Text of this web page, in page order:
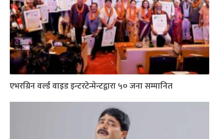
एभरग्रिन वर्ल्ड वाइड इन्टरटेन्मेन्टद्वारा ५० जना सम्मानित